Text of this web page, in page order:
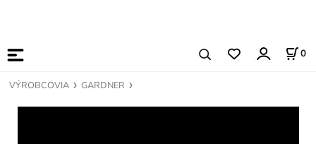
0
VÝROBCOVIA GARDNER